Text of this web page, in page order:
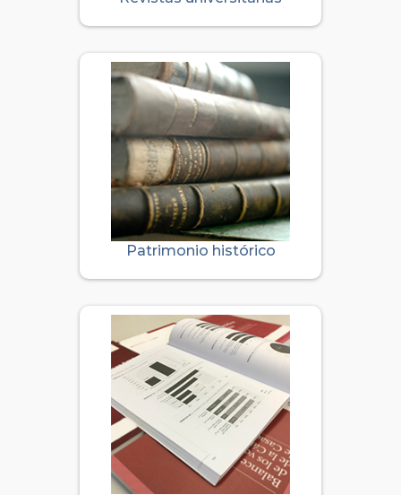
Patrimonio histórico